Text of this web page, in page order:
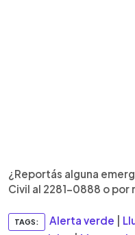
¿Reportás alguna
Civil al 2281-0888 o por
TAGS: Alerta verde